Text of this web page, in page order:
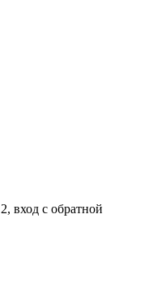
вход с обратной